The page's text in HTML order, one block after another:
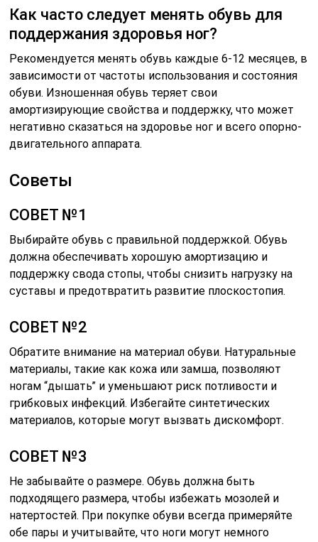
Как часто следует менять обувь для
поддержания здоровья ног?
Рекомендуется менять обувь каждые 6-12 месяцев, в
зависимости от частоты использования и состояния
обуви. Изношенная обувь теряет свои
амортизирующие свойства и поддержку, что может
негативно сказаться на здоровье ног и всего опорно-
двигательного аппарата.
Советы
СОВЕТ №1
Выбирайте обувь с правильной поддержкой. Обувь
должна обеспечивать хорошую амортизацию и
поддержку свода стопы, чтобы снизить нагрузку на
суставы и предотвратить развитие плоскостопия.
СОВЕТ №2
Обратите внимание на материал обуви. Натуральные
материалы, такие как кожа или замша, позволяют
ногам “дышать” и уменьшают риск потливости и
грибковых инфекций. Избегайте синтетических
материалов, которые могут вызвать дискомфорт.
СОВЕТ №3
Не забывайте о размере. Обувь должна быть
подходящего размера, чтобы избежать мозолей и
натертостей. При покупке обуви всегда примеряйте
обе пары и учитывайте, что ноги могут немного